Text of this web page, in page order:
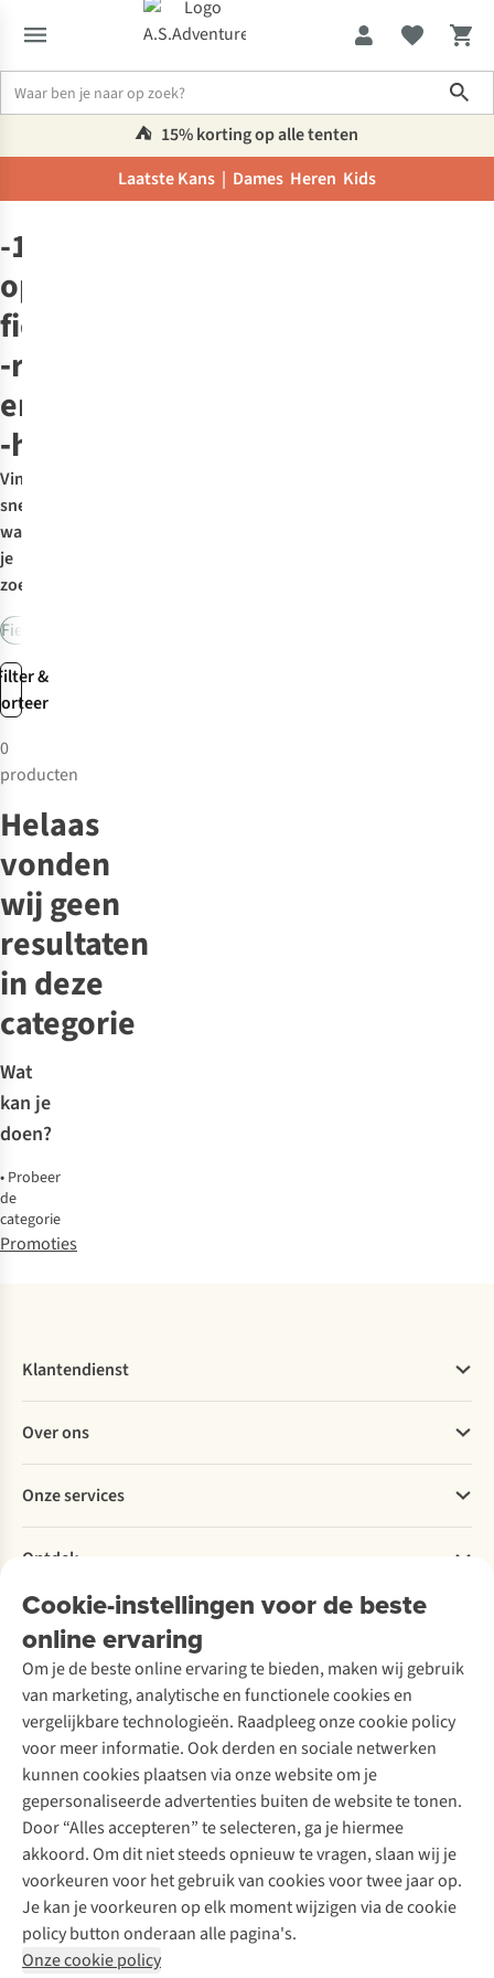
⛺️ 15% korting op alle tenten
Laatste Kans | Dames Heren Kids
&
-15%
op
fietstassen,
‑rugzakken
en
‑helmen
Vind
snel
wat
je
zoekt:
Fietshelmen
0
producten
Helaas
vonden
wij geen
resultaten
in deze
categorie
Wat
kan je
doen?
• Probeer
de
categorie
Promoties
Cookie-instellingen voor de beste
online ervaring
Om je de beste online ervaring te bieden, maken wij gebruik
van marketing, analytische en functionele cookies en
vergelijkbare technologieën. Raadpleeg onze cookie policy
voor meer informatie. Ook derden en sociale netwerken
kunnen cookies plaatsen via onze website om je
gepersonaliseerde advertenties buiten de website te tonen.
Door “Alles accepteren” te selecteren, ga je hiermee
akkoord. Om dit niet steeds opnieuw te vragen, slaan wij je
voorkeuren voor het gebruik van cookies voor twee jaar op.
Je kan je voorkeuren op elk moment wijzigen via de cookie
policy button onderaan alle pagina's.
Onze cookie policy
Klantendienst
Bestellen
Betalen
Levering
Retourneren
Bestelling herroepen
Garantie
Contact
Over ons
Explore More
Verantwoord ondernemen
Over Ayacucho
Onze winkels
Over A.S.Adventure
Toegankelijkheidsverklaring
Onze services
Ski-onderhoud
Wasservice
Schoenonderhoud
Schoenherstelling
Kledingherstelling
Retouches
Voor bedrijven
Ontdek
A.S.Magazine
Podcast
Explore Academy
Explore Camp
Gear Check
Inspiratie & advies
Meld je aan voor de nieuwsbrief
Follow us
Disclaimer Privacy Policy
Algemene voorwaarden
Cookie Policy